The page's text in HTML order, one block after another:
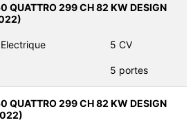
QUATTRO 299 CH 82 KW DESIGN
Electrique 5 CV
5 portes
QUATTRO 299 CH 82 KW DESIGN